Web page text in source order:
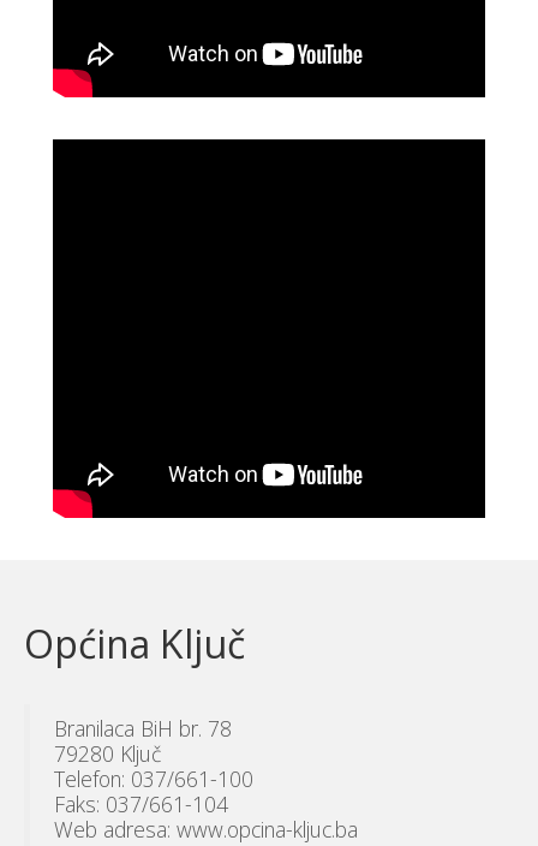
Općina Ključ
Branilaca BiH br. 78
79280 Ključ
Telefon: 037/661-100
Faks: 037/661-104
Web adresa: www.opcina-kljuc.ba